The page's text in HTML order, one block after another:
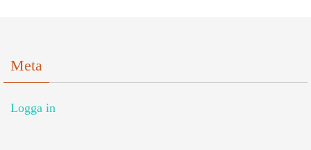
Meta
Logga in